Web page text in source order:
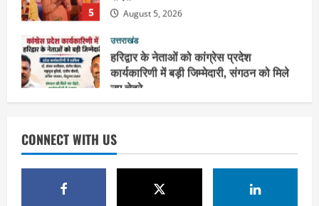
1
उत्तराखंड
कार्यकारिणी में बड़ी जिम्मेदारी, संगठन को मिले
नए चेहरे
August 7, 2026
2
कांवड़ यात्रा, संतों ने दिया विजयी भव का
आशीर्वाद
CONNECT WITH US